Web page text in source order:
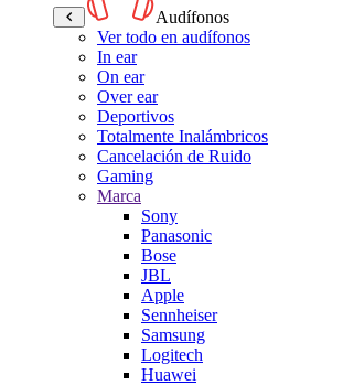
Audífonos
Ver todo en audífonos
In ear
On ear
Over ear
Deportivos
Totalmente Inalámbricos
Cancelación de Ruido
Gaming
Marca
Sony
Panasonic
Bose
JBL
Apple
Sennheiser
Samsung
Logitech
Huawei